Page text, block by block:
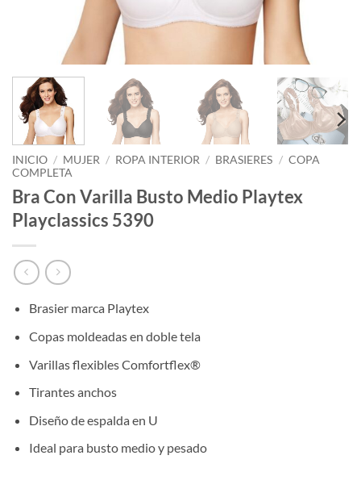
INICIO / MUJER / ROPA INTERIOR / BRASIERES / COPA
COMPLETA
Bra Con Varilla Busto Medio Playtex
Playclassics 5390
Brasier marca Playtex
Copas moldeadas en doble tela
Varillas flexibles Comfortflex®
Tirantes anchos
Diseño de espalda en U
Ideal para busto medio y pesado